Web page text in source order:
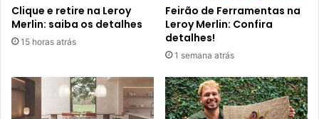
Clique e retire na Leroy
Merlin: saiba os detalhes
15 horas atrás
Feirão de Ferramentas na
Leroy Merlin: Confira
detalhes!
1 semana atrás